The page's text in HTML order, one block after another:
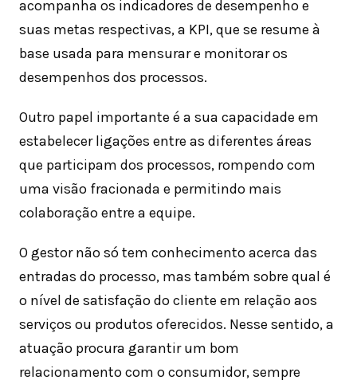
acompanha os indicadores de desempenho e
suas metas respectivas, a KPI, que se resume à
base usada para mensurar e monitorar os
desempenhos dos processos.
Outro papel importante é a sua capacidade em
estabelecer ligações entre as diferentes áreas
que participam dos processos, rompendo com
uma visão fracionada e permitindo mais
colaboração entre a equipe.
O gestor não só tem conhecimento acerca das
entradas do processo, mas também sobre qual é
o nível de satisfação do cliente em relação aos
serviços ou produtos oferecidos. Nesse sentido, a
atuação procura garantir um bom
relacionamento com o consumidor, sempre